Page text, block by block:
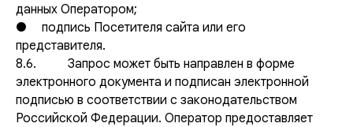
данных Оператором;
● подпись Посетителя сайта или его
представителя.
8.6. Запрос может быть направлен в форме
электронного документа и подписан электронной
подписью в соответствии с законодательством
Российской Федерации. Оператор предоставляет